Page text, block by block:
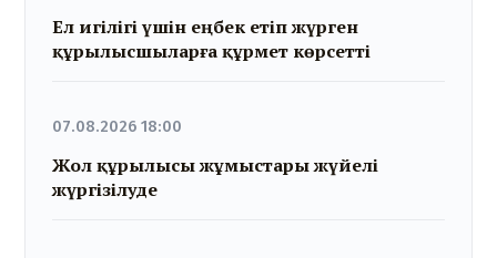
Ел игілігі үшін еңбек етіп жүрген
құрылысшыларға құрмет көрсетті
07.08.2026 18:00
Жол құрылысы жұмыстары жүйелі
жүргізілуде